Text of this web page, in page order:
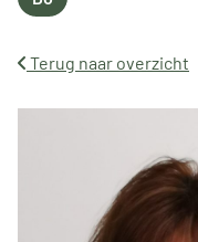
Donderdag
Terug naar overzicht